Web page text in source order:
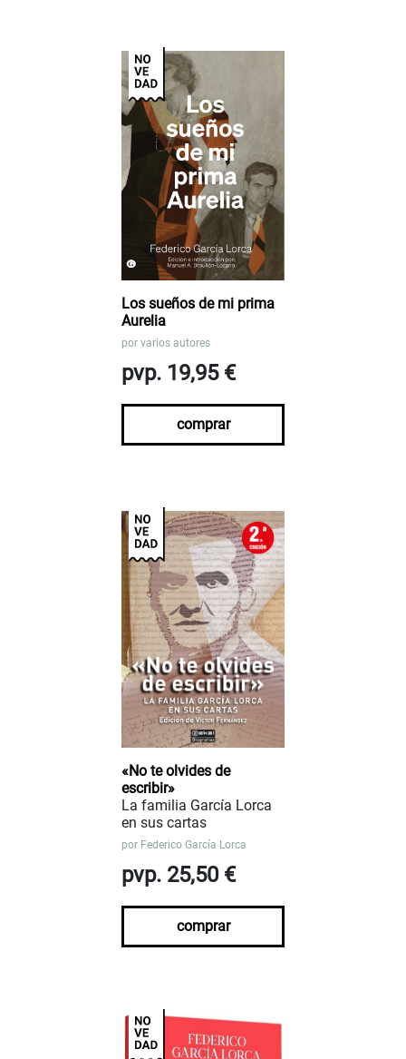
Los sueños de mi prima
Aurelia
por varios autores
pvp. 19,95 €
comprar
«No te olvides de
escribir»
La familia García Lorca
en sus cartas
por Federico García Lorca
pvp. 25,50 €
comprar